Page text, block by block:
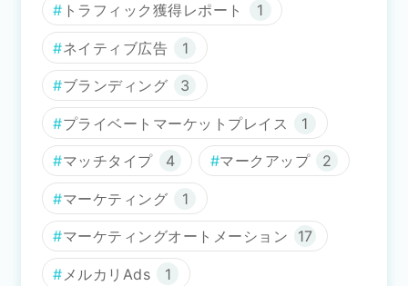
トラフィック獲得レポート 1
ネイティブ広告 1
ブランディング 3
プライベートマーケットプレイス 1
マッチタイプ 4 マークアップ 2
マーケティング 1
マーケティングオートメーション 17
メルカリAds 1